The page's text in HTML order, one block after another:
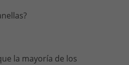
la mayoría de los